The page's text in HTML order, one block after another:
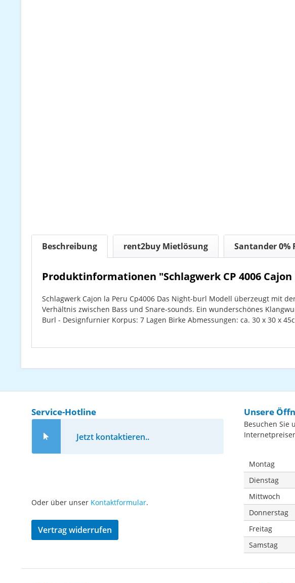
Beschreibung rent2buy Mietlösung Santander 0%
Produktinformationen "Schlagwerk CP 4006
Schlagwerk Cajon la Peru Cp4006 Das Night-burl Modell überzeugt mit
Verhältnis zwischen Bass und Snare-sounds. Ein wunderschönes
Burl - Designfurnier Korpus: 7 Lagen Birke Abmessungen: ca. 30 x 30 x
Service-Hotline
Jetzt kontaktieren..
Oder über unser Kontaktformular.
Vertrag widerrufen
Unsere
Besuchen Sie
Montag
Dienstag
Mittwoch
Donnerstag
Freitag
Samstag